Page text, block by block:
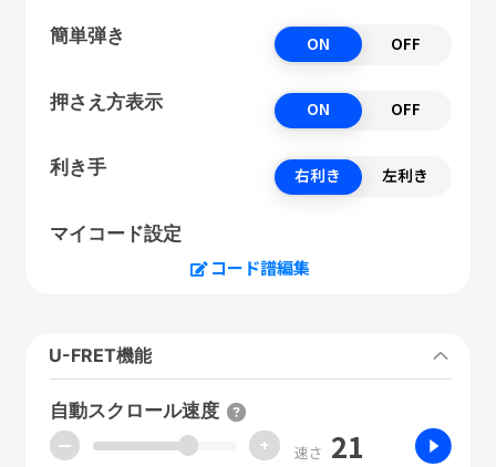
簡単弾き ON OFF
押さえ方表示 ON OFF
利き手 右利き 左利き
マイコード設定
コード譜編集
U-FRET機能
自動スクロール速度
ー + 速さ 21